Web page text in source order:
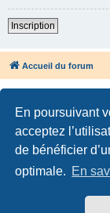
En poursuivant
acceptez
de bénéficier
optimale. En
Inscription
Accueil du forum